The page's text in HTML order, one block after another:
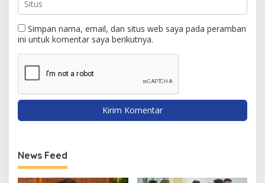
Simpan nama, email, dan situs web saya pada peramban
ini untuk komentar saya berikutnya.
News Feed